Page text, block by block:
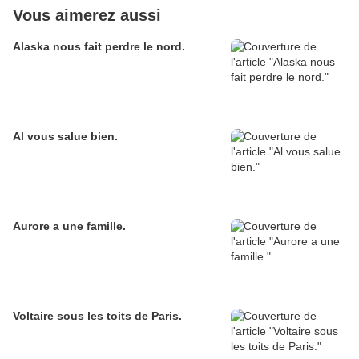
Vous aimerez aussi
Alaska nous fait perdre le nord.
Al vous salue bien.
Aurore a une famille.
Voltaire sous les toits de Paris.